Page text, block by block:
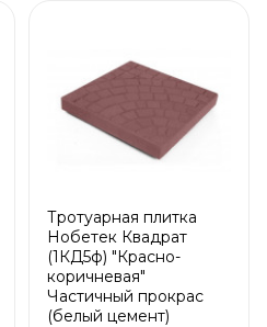
Тротуарная плитка
Нобетек Квадрат
(1КД5ф) "Красно-
коричневая"
Частичный прокрас
(белый цемент)